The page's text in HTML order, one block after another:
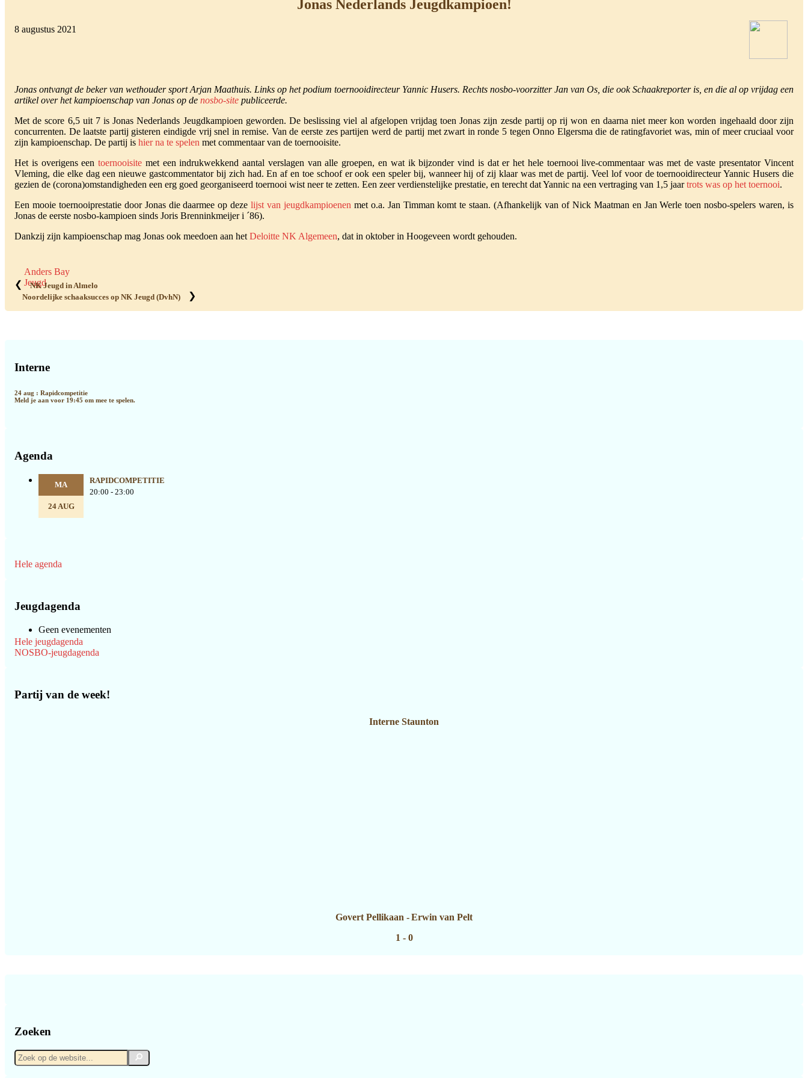
Jonas Nederlands Jeugdkampioen!
8 augustus 2021
Jonas ontvangt de beker van wethouder sport Arjan Maathuis. Links op het podium toernooidirecteur Yannic Husers. Rechts nosbo-voorzitter Jan van Os, die ook Schaakreporter is, en die al op vrijdag een
artikel over het kampioenschap van Jonas op de nosbo-site publiceerde.
Met de score 6,5 uit 7 is Jonas Nederlands Jeugdkampioen geworden. De beslissing viel al afgelopen vrijdag toen Jonas zijn zesde partij op rij won en daarna niet meer kon worden ingehaald door zijn
concurrenten. De laatste partij gisteren eindigde vrij snel in remise. Van de eerste zes partijen werd de partij met zwart in ronde 5 tegen Onno Elgersma die de ratingfavoriet was, min of meer cruciaal voor
zijn kampioenschap. De partij is hier na te spelen met commentaar van de toernooisite.
Het is overigens eentoernooisite met een indrukwekkend aantal verslagen van alle groepen, en wat ik bijzonder vind is dat er het hele toernooi live-commentaar was met de vaste presentator Vincent
Vleming, die elke dag een nieuwe gastcommentator bij zich had. En af en toe schoof er ook een speler bij, wanneer hij of zij klaar was met de partij. Veel lof voor de toernooidirecteur Yannic Husers die
gezien de (corona)omstandigheden een erg goed georganiseerd toernooi wist neer te zetten. Een zeer verdienstelijke prestatie, en terecht dat Yannic na een vertraging van 1,5 jaartrots was op het toernooi.
Een mooie toernooiprestatie door Jonas die daarmee op dezelijst van jeugdkampioenenmet o.a. Jan Timman komt te staan. (Afhankelijk van of Nick Maatman en Jan Werle toen nosbo-spelers waren, is
Jonas de eerste nosbo-kampioen sinds Joris Brenninkmeijer i ´86).
Dankzij zijn kampioenschap mag Jonas ook meedoen aan hetDeloitte NK Algemeen, dat in oktober in Hoogeveen wordt gehouden.
Anders Bay
Jeugd
❮
NK Jeugd in Almelo
Noordelijke schaaksucces op NK Jeugd (DvhN)
❯
Sidebar
Interne
24 aug : Rapidcompetitie
Meld je aan voor 19:45 om mee te spelen.
Agenda
MA
24 AUG
RAPIDCOMPETITIE
20:00 - 23:00
Hele agenda
Jeugdagenda
Geen evenementen
Hele jeugdagenda
NOSBO-jeugdagenda
Partij van de week!
Interne Staunton
Govert Pellikaan - Erwin van Pelt
1 - 0
Zoeken
Zoek
op
Zoek